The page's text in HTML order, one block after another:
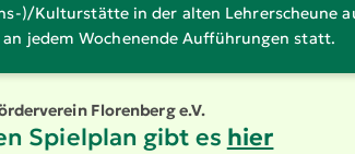
)/Kultur­stätte in der alten Lehrer­scheune
jedem Wochenende Auffüh­rungen statt.
Florenberg e.V.
Spielplan gibt es hier